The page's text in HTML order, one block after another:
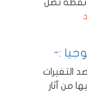
تصل
:-
التغيرات
من آثار